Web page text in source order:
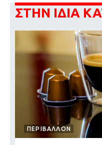
ΣΤΗΝ ΙΔΙΑ
ΠΕΡΙΒΑΛΛΟΝ